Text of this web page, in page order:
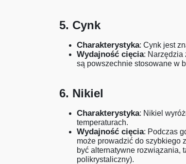
5. Cynk
Charakterystyka: Cynk jest
Wydajność cięcia: Narzędzia
są powszechnie stosowane w
6. Nikiel
Charakterystyka: Nikiel
temperaturach.
Wydajność cięcia: Podczas
może prowadzić do szybkiego
być alternatywne rozwiązania,
polikrystaliczny).